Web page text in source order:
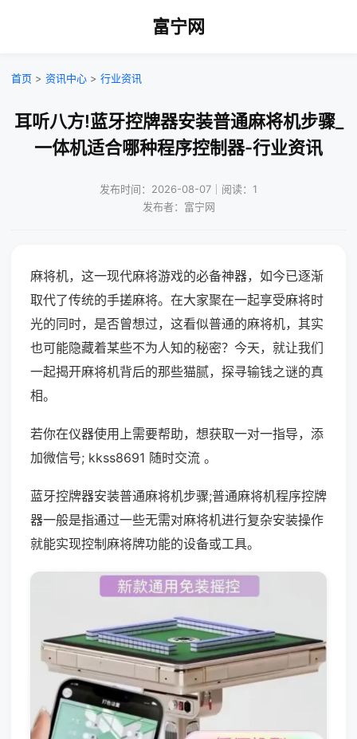
富宁网
首页 > 资讯中心 > 行业资讯
耳听八方!蓝牙控牌器安装普通麻将机步骤_
一体机适合哪种程序控制器-行业资讯
发布时间：2026-08-07｜阅读：1
发布者：富宁网
麻将机，这一现代麻将游戏的必备神器，如今已逐渐
取代了传统的手搓麻将。在大家聚在一起享受麻将时
光的同时，是否曾想过，这看似普通的麻将机，其实
也可能隐藏着某些不为人知的秘密？今天，就让我们
一起揭开麻将机背后的那些猫腻，探寻输钱之谜的真
相。
若你在仪器使用上需要帮助，想获取一对一指导，添
加微信号; kkss8691 随时交流 。
蓝牙控牌器安装普通麻将机步骤;普通麻将机程序控牌
器一般是指通过一些无需对麻将机进行复杂安装操作
就能实现控制麻将牌功能的设备或工具。